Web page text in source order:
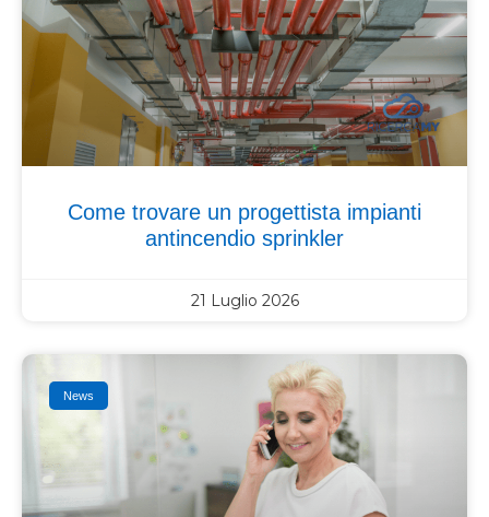
Come trovare un progettista impianti
antincendio sprinkler
21 Luglio 2026
News